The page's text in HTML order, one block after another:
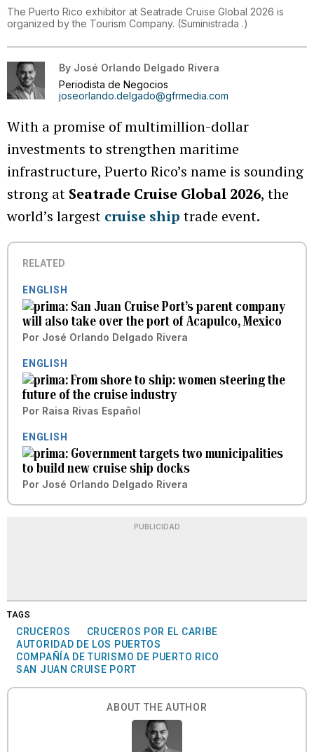
The Puerto Rico exhibitor at Seatrade Cruise Global 2026 is
organized by the Tourism Company. (Suministrada .)
By José Orlando Delgado Rivera
Periodista de Negocios
joseorlando.delgado@gfrmedia.com
With a promise of multimillion-dollar
investments to strengthen maritime
infrastructure, Puerto Rico’s name is sounding
strong at Seatrade Cruise Global 2026, the
world’s largest cruise ship trade event.
RELATED
ENGLISH
San Juan Cruise Port’s parent company
will also take over the port of Acapulco, Mexico
Por José Orlando Delgado Rivera
ENGLISH
From shore to ship: women steering the
future of the cruise industry
Por Raisa Rivas Español
ENGLISH
Government targets two municipalities
to build new cruise ship docks
Por José Orlando Delgado Rivera
PUBLICIDAD
TAGS
CRUCEROS
CRUCEROS POR EL CARIBE
AUTORIDAD DE LOS PUERTOS
COMPAÑÍA DE TURISMO DE PUERTO RICO
SAN JUAN CRUISE PORT
ABOUT THE AUTHOR